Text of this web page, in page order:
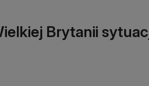
Brytanii